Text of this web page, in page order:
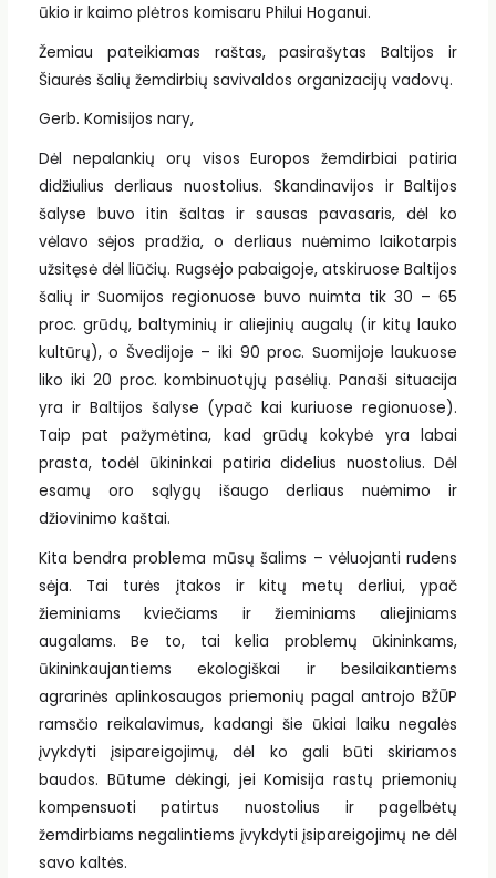
ūkio ir kaimo plėtros komisaru Philui Hoganui.
Žemiau pateikiamas raštas, pasirašytas Baltijos ir
Šiaurės šalių žemdirbių savivaldos organizacijų vadovų.
Gerb. Komisijos nary,
Dėl nepalankių orų visos Europos žemdirbiai patiria
didžiulius derliaus nuostolius. Skandinavijos ir Baltijos
šalyse buvo itin šaltas ir sausas pavasaris, dėl ko
vėlavo sėjos pradžia, o derliaus nuėmimo laikotarpis
užsitęsė dėl liūčių. Rugsėjo pabaigoje, atskiruose Baltijos
šalių ir Suomijos regionuose buvo nuimta tik 30 – 65
proc. grūdų, baltyminių ir aliejinių augalų (ir kitų lauko
kultūrų), o Švedijoje – iki 90 proc. Suomijoje laukuose
liko iki 20 proc. kombinuotųjų pasėlių. Panaši situacija
yra ir Baltijos šalyse (ypač kai kuriuose regionuose).
Taip pat pažymėtina, kad grūdų kokybė yra labai
prasta, todėl ūkininkai patiria didelius nuostolius. Dėl
esamų oro sąlygų išaugo derliaus nuėmimo ir
džiovinimo kaštai.
Kita bendra problema mūsų šalims – vėluojanti rudens
sėja. Tai turės įtakos ir kitų metų derliui, ypač
žieminiams kviečiams ir žieminiams aliejiniams
augalams. Be to, tai kelia problemų ūkininkams,
ūkininkaujantiems ekologiškai ir besilaikantiems
agrarinės aplinkosaugos priemonių pagal antrojo BŽŪP
ramsčio reikalavimus, kadangi šie ūkiai laiku negalės
įvykdyti įsipareigojimų, dėl ko gali būti skiriamos
baudos. Būtume dėkingi, jei Komisija rastų priemonių
kompensuoti patirtus nuostolius ir pagelbėtų
žemdirbiams negalintiems įvykdyti įsipareigojimų ne dėl
savo kaltės.